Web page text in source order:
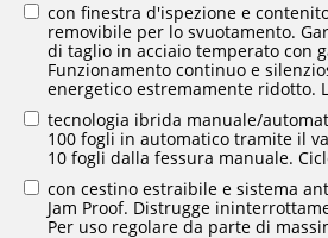
con finestra d'ispezione e
removibile per lo svuotamento.
di taglio in acciaio temperato con
Funzionamento continuo e
energetico estremamente ridotto.
tecnologia ibrida manuale/
100 fogli in automatico tramite il
10 fogli dalla fessura manuale.
con cestino estraibile e sistema
Jam Proof. Distrugge
Per uso regolare da parte di